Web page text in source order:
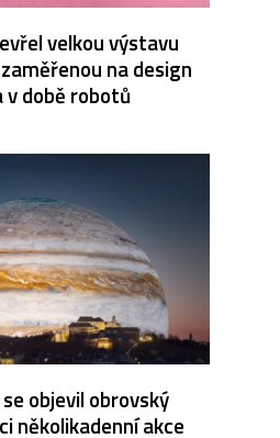
velkou výstavu
na design
v době robotů
objevil obrovský
několikadenní akce